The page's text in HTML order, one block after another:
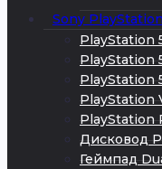
Sony PlayStation
PlayStation
PlayStation
PlayStation
PlayStation
PlayStation
Дисковод
Геймпад